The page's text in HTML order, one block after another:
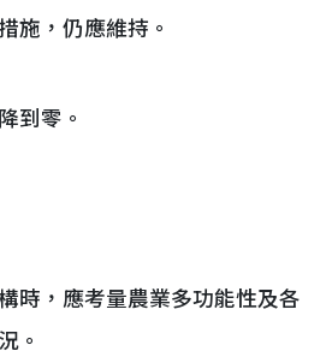
施，仍應維持。
到零。
時，應考量農業多功能性及各
。